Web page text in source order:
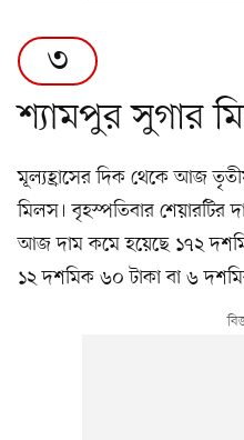
৩
শ্যামপুর সুগার
মূল্যহ্রাসের দিক থেকে আজ
মিলস। বৃহস্পতিবার শেয়ারটির
আজ দাম কমে হয়েছে ১৭২
১২ দশমিক ৬০ টাকা বা ৬